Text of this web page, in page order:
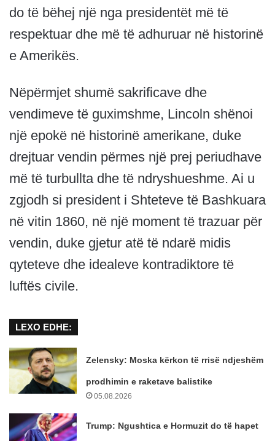
do të bëhej një nga presidentët më të
respektuar dhe më të adhuruar në historinë
e Amerikës.
Nëpërmjet shumë sakrificave dhe
vendimeve të guximshme, Lincoln shënoi
një epokë në historinë amerikane, duke
drejtuar vendin përmes një prej periudhave
më të turbullta dhe të ndryshueshme. Ai u
zgjodh si president i Shteteve të Bashkuara
në vitin 1860, në një moment të trazuar për
vendin, duke gjetur atë të ndarë midis
qyteteve dhe idealeve kontradiktore të
luftës civile.
LEXO EDHE:
Zelensky: Moska kërkon të rrisë ndjeshëm
prodhimin e raketave balistike
05.08.2026
Trump: Ngushtica e Hormuzit do të hapet